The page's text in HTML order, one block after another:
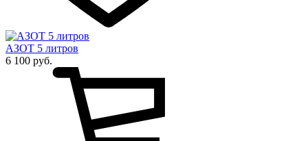
АЗОТ 5 литров
6 100 руб.